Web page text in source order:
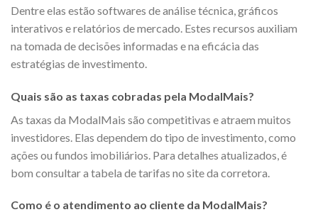
Dentre elas estão softwares de análise técnica, gráficos
interativos e relatórios de mercado. Estes recursos auxiliam
na tomada de decisões informadas e na eficácia das
estratégias de investimento.
Quais são as taxas cobradas pela ModalMais?
As taxas da ModalMais são competitivas e atraem muitos
investidores. Elas dependem do tipo de investimento, como
ações ou fundos imobiliários. Para detalhes atualizados, é
bom consultar a tabela de tarifas no site da corretora.
Como é o atendimento ao cliente da ModalMais?